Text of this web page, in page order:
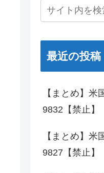
最近の投稿
【まとめ】
9832【禁止】
【まとめ】
9827【禁止】